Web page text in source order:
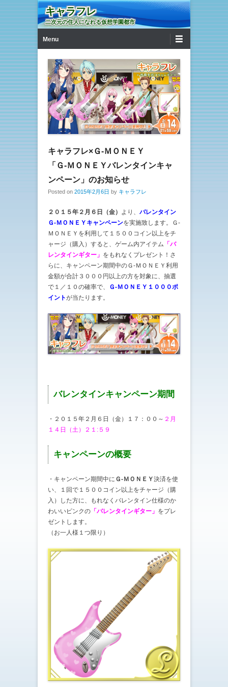
キャラフレ
二次元の住人になれる仮想学園都市
Menu
キャラフレ×Ｇ-ＭＯＮＥＹ
「Ｇ-ＭＯＮＥＹバレンタインキャ
ンペーン」のお知らせ
Posted on 2015年2月6日 by キャラフレ
２０１５年２月６日（金） より、 バレンタイン
Ｇ-ＭＯＮＥＹキャンペーンを実施致します。Ｇ-
ＭＯＮＥＹを利用して１５００コイン以上をチ
ャージ（購入）すると、ゲーム内アイテム 「バ
レンタインギター」 をもれなくプレゼント！さ
らに、キャンペーン期間中のＧ-ＭＯＮＥＹ利用
金額が合計３０００円以上の方を対象に、抽選
で１／１０の確率で、
Ｇ-ＭＯＮＥＹ１０００ポ
イントが当たります。
バレンタインキャンペーン期間
・２０１５年２月６日（金）１７：００～ ２月
１４日（土）２１:５９
キャンペーンの概要
・キャンペーン期間中に Ｇ-ＭＯＮＥＹ決済を使
い、１回で１５００コイン以上をチャージ（購
入）した方に、もれなくバレンタイン仕様のか
わいいピンクの 「バレンタインギター」 をプレ
ゼントします。
（お一人様１つ限り）